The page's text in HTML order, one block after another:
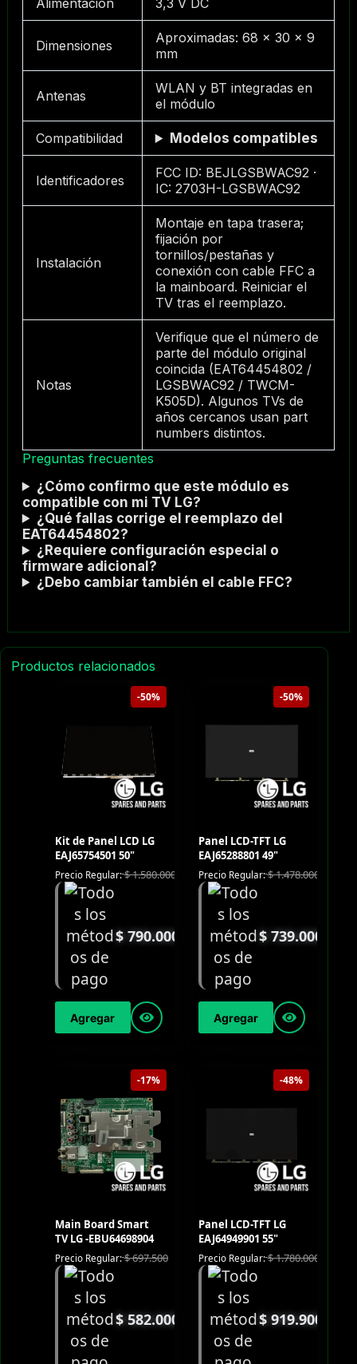
Alimentación 3,3 V DC
Dimensiones
Aproximadas: 68 × 30 × 9
mm
Antenas
WLAN y BT integradas en
el módulo
Compatibilidad Modelos compatibles
Identificadores
FCC ID: BEJLGSBWAC92 ·
IC: 2703H-LGSBWAC92
Instalación
Montaje en tapa trasera;
fijación por
tornillos/pestañas y
conexión con cable FFC a
la mainboard. Reiniciar el
TV tras el reemplazo.
Notas
Verifique que el número de
parte del módulo original
coincida (EAT64454802 /
LGSBWAC92 / TWCM-
K505D). Algunos TVs de
años cercanos usan part
numbers distintos.
Preguntas frecuentes
¿Cómo confirmo que este módulo es
compatible con mi TV LG?
¿Qué fallas corrige el reemplazo del
EAT64454802?
¿Requiere configuración especial o
firmware adicional?
¿Debo cambiar también el cable FFC?
Productos relacionados
-50%
Kit de Panel LCD LG
EAJ65754501 50"
Precio Regular:$1.580.000
$790.000
Agregar
-50%
Panel LCD-TFT LG
EAJ65288801 49"
Precio Regular:$1.478.000
$739.000
Agregar
-17%
Main Board Smart
TV LG -EBU64698904
Precio Regular:$697.500
$582.000
-48%
Panel LCD-TFT LG
EAJ64949901 55"
Precio Regular:$1.780.000
$919.900